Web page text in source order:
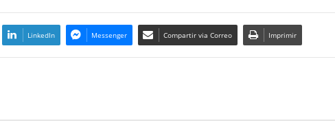
LinkedIn Messenger Compartir via Correo Imprimir